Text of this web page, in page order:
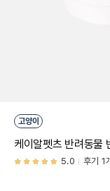
고양이
케이알펫츠 반려동물
5.0 후기 1